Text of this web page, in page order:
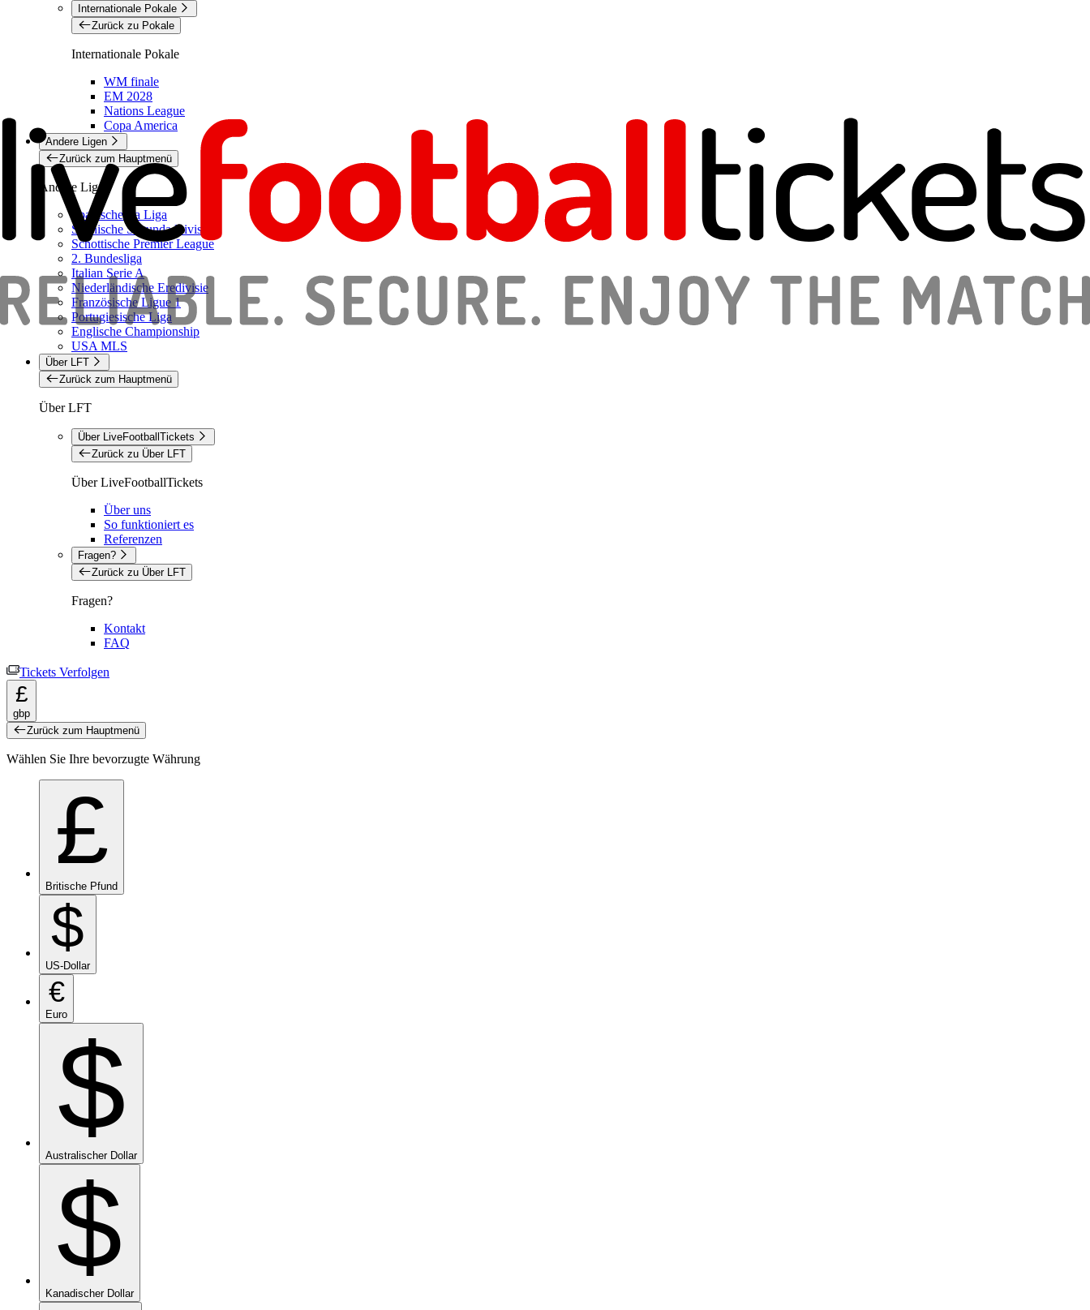
Internationale Pokale
Zurück zu Pokale
Internationale Pokale
WM finale
EM 2028
Nations League
Copa America
Andere Ligen
Zurück zum Hauptmenü
Andere Ligen
Spanische La Liga
Spanische Segunda Division
Schottische Premier League
2. Bundesliga
Italian Serie A
Niederländische Eredivisie
Französische Ligue 1
Portugiesische Liga
Englische Championship
USA MLS
Über LFT
Zurück zum Hauptmenü
Über LFT
Über LiveFootballTickets
Zurück zu Über LFT
Über LiveFootballTickets
Über uns
So funktioniert es
Referenzen
Fragen?
Zurück zu Über LFT
Fragen?
Kontakt
FAQ
Tickets Verfolgen
£
gbp
Zurück zum Hauptmenü
Wählen Sie Ihre bevorzugte Währung
£
Britische Pfund
$
US-Dollar
€
Euro
$
Australischer Dollar
$
Kanadischer Dollar